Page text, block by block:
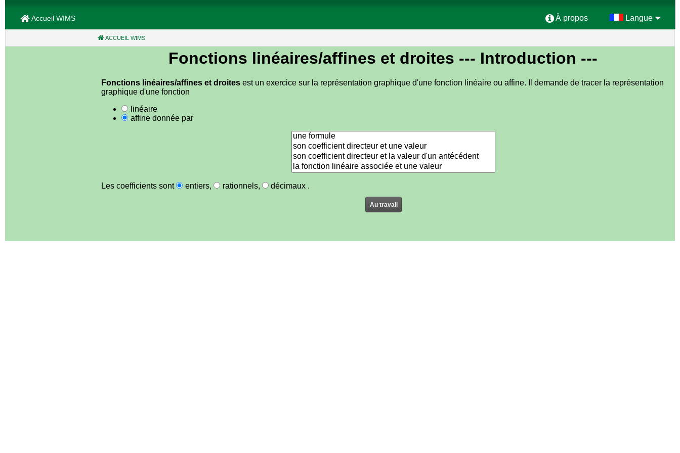
Accueil WIMS À propos Langue
ACCUEIL WIMS
Fonctions linéaires/affines et droites --- Introduction ---
Fonctions linéaires/affines et droites est un exercice sur la représentation graphique d'une fonction linéaire ou affine. Il demande de tracer la représentation
graphique d'une fonction
linéaire
affinedonnée par
Les coefficients sont entiers, rationnels, décimaux .